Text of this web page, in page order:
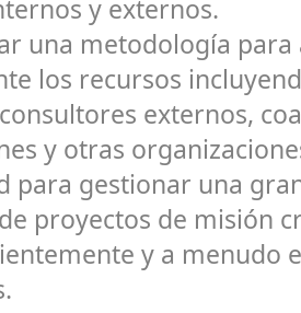
y externos.
una metodología para
los recursos
externos,
y otras
para gestionar una
proyectos de misión
y a menudo